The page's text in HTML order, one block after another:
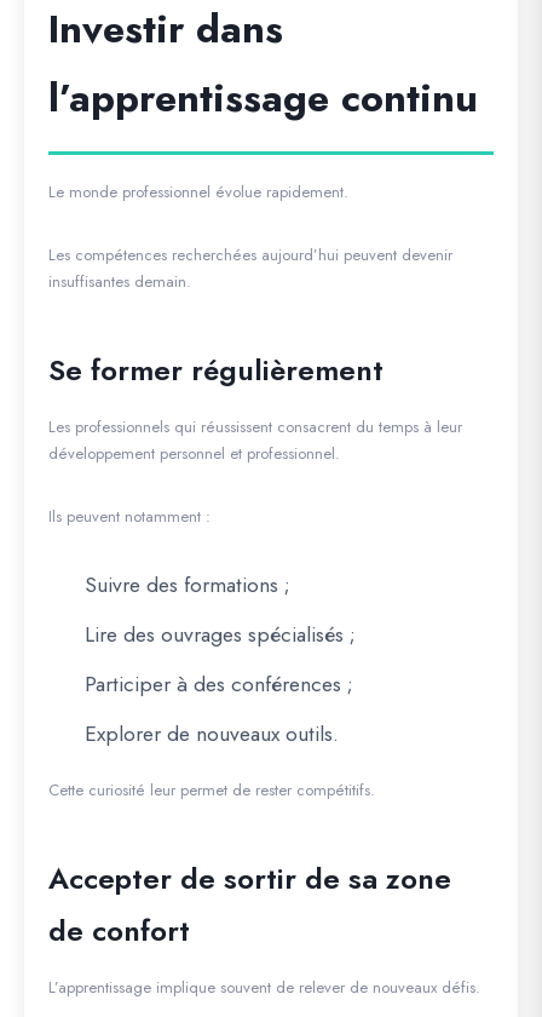
Investir dans
l’apprentissage continu
Le monde professionnel évolue rapidement.
Les compétences recherchées aujourd’hui peuvent devenir
insuffisantes demain.
Se former régulièrement
Les professionnels qui réussissent consacrent du temps à leur
développement personnel et professionnel.
Ils peuvent notamment :
Suivre des formations ;
Lire des ouvrages spécialisés ;
Participer à des conférences ;
Explorer de nouveaux outils.
Cette curiosité leur permet de rester compétitifs.
Accepter de sortir de sa zone
de confort
L’apprentissage implique souvent de relever de nouveaux défis.